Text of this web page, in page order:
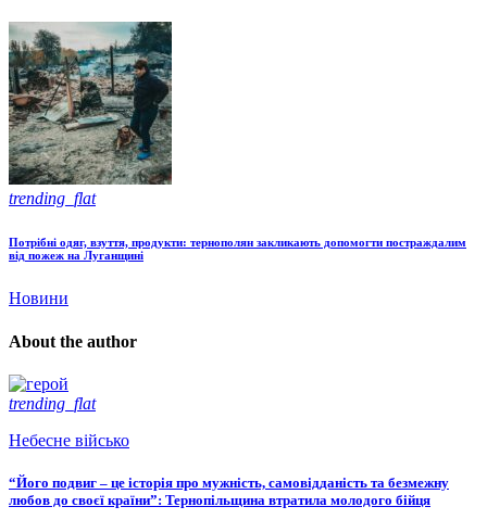
trending_flat
Потрібні одяг, взуття, продукти: тернополян закликають допомогти постраждалим
від пожеж на Луганщині
Новини
About the author
trending_flat
Небесне військо
“Його подвиг – це історія про мужність, самовідданість та безмежну
любов до своєї країни”: Тернопільщина втратила молодого бійця